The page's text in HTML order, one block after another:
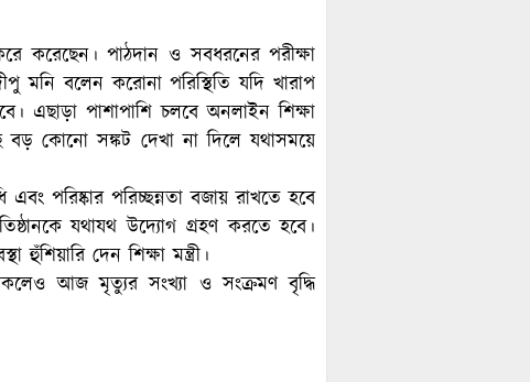
করেছেন। পাঠদান ও সবধরনের পরীক্ষা
মনি বলেন করোনা পরিস্থিতি যদি খারাপ
এছাড়া পাশাপাশি চলবে অনলাইন শিক্ষা
বড় কোনো সঙ্কট দেখা না দিলে যথাসময়ে
পরিষ্কার পরিচ্ছন্নতা বজায় রাখতে হবে
যথাযথ উদ্যোগ গ্রহণ করতে হবে।
হুঁশিয়ারি দেন শিক্ষা মন্ত্রী।
আজ মৃত্যুর সংখ্যা ও সংক্রমণ বৃদ্ধি